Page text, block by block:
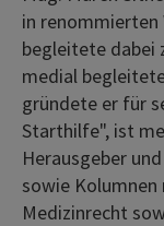
in renommierten
begleitete dabei
medial
gründete er für
Starthilfe", ist
Herausgeber
sowie
Medizinrecht